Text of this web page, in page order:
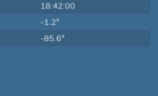
18:42:00
-1.2°
-85.6°